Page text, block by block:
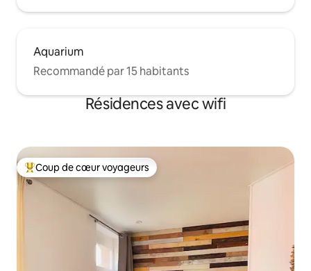
Aquarium
Recommandé par 15 habitants
Résidences avec wifi
Coups de cœur voyageurs les plus appréciés
Coup de cœur voyageurs